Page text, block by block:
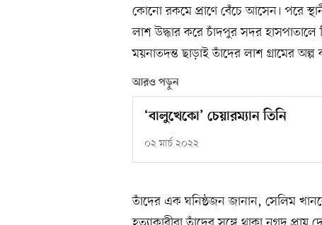
কোনো রকমে প্রাণে বেঁচে আসেন। পরে
লাশ উদ্ধার করে চাঁদপুর সদর হাসপাতালে
ময়নাতদন্ত ছাড়াই তাঁদের লাশ গ্রামের
আরও পড়ুন
‘বালুখেকো’ চেয়ারম্যান তিনি
০২ মার্চ ২০২২
তাঁদের এক ঘনিষ্ঠজন জানান, সেলিম